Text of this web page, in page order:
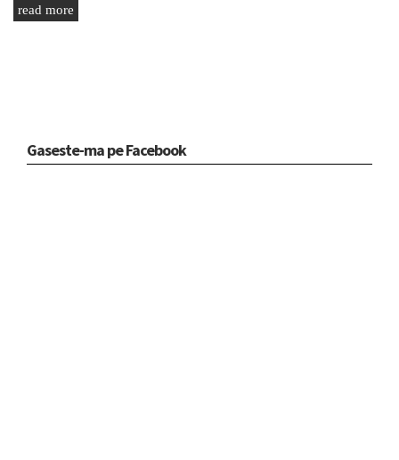
read more
Gaseste-ma pe Facebook